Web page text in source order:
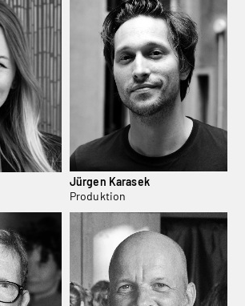
Jürgen Karasek
Produktion